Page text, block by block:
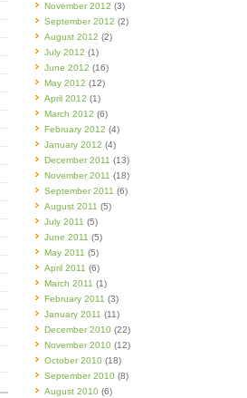
November 2012 (3)
September 2012 (2)
August 2012 (2)
July 2012 (1)
June 2012 (16)
May 2012 (12)
April 2012 (1)
March 2012 (6)
February 2012 (4)
January 2012 (4)
December 2011 (13)
November 2011 (18)
September 2011 (6)
August 2011 (5)
July 2011 (5)
June 2011 (5)
May 2011 (5)
April 2011 (6)
March 2011 (1)
February 2011 (3)
January 2011 (11)
December 2010 (22)
November 2010 (12)
October 2010 (18)
September 2010 (8)
August 2010 (6)